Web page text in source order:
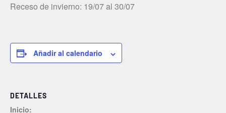
Receso de invierno: 19/07 al 30/07
Añadir al calendario
DETALLES
Inicio: